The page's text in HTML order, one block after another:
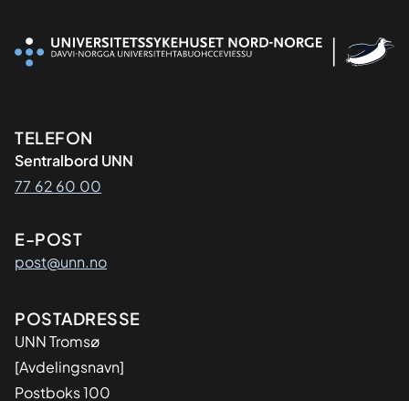
Kontaktinformasjon
TELEFON
Sentralbord UNN
77 62 60 00
E-POST
post@unn.no
Adresse
POSTADRESSE
UNN Tromsø
[Avdelingsnavn]
Postboks 100